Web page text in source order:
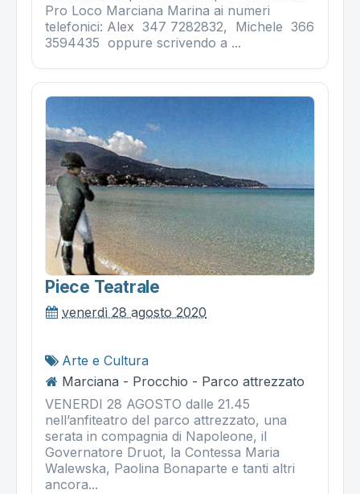
Pro Loco Marciana Marina ai numeri
telefonici: Alex 347 7282832, Michele 366
3594435 oppure scrivendo a ...
Piece Teatrale
venerdì 28 agosto 2020
Arte e Cultura
Marciana - Procchio - Parco attrezzato
VENERDI 28 AGOSTO dalle 21.45
nell’anfiteatro del parco attrezzato, una
serata in compagnia di Napoleone, il
Governatore Druot, la Contessa Maria
Walewska, Paolina Bonaparte e tanti altri
ancora...